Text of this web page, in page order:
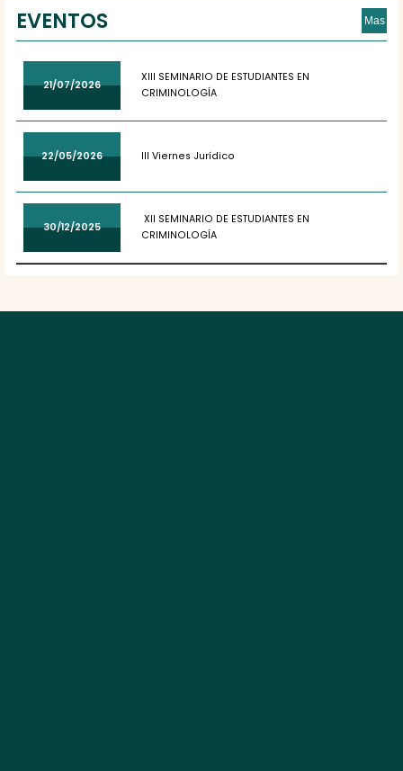
EVENTOS Mas
21/07/2026
XIII SEMINARIO DE ESTUDIANTES EN
CRIMINOLOGÍA
22/05/2026 III Viernes Jurídico
30/12/2025
XII SEMINARIO DE ESTUDIANTES EN
CRIMINOLOGÍA